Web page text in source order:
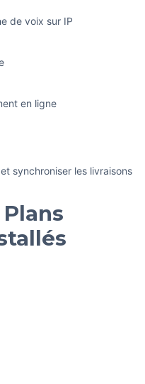
de voix sur IP
en ligne
synchroniser les livraisons